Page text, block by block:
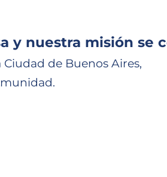
y nuestra misión se
de Buenos Aires,